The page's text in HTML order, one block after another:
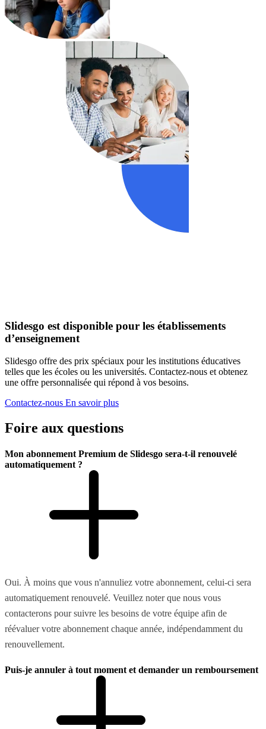
Slidesgo est disponible pour les établissements
d’enseignement
Slidesgo offre des prix spéciaux pour les institutions éducatives
telles que les écoles ou les universités. Contactez-nous et obtenez
une offre personnalisée qui répond à vos besoins.
Contactez-nous En savoir plus
Foire aux questions
Mon abonnement Premium de Slidesgo sera-t-il renouvelé
automatiquement ?
Oui. À moins que vous n'annuliez votre abonnement, celui-ci sera
automatiquement renouvelé. Veuillez noter que nous vous
contacterons pour suivre les besoins de votre équipe afin de
réévaluer votre abonnement chaque année, indépendamment du
renouvellement.
Puis-je annuler à tout moment et demander un remboursement